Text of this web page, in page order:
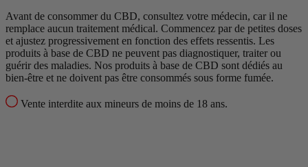
Avant de consommer du CBD, consultez votre médecin, car il ne
remplace aucun traitement médical. Commencez par de petites doses
et ajustez progressivement en fonction des effets ressentis. Les
produits à base de CBD ne peuvent pas diagnostiquer, traiter ou
guérir des maladies. Nos produits à base de CBD sont dédiés au
bien-être et ne doivent pas être consommés sous forme fumée.
Vente interdite aux mineurs de moins de 18 ans.